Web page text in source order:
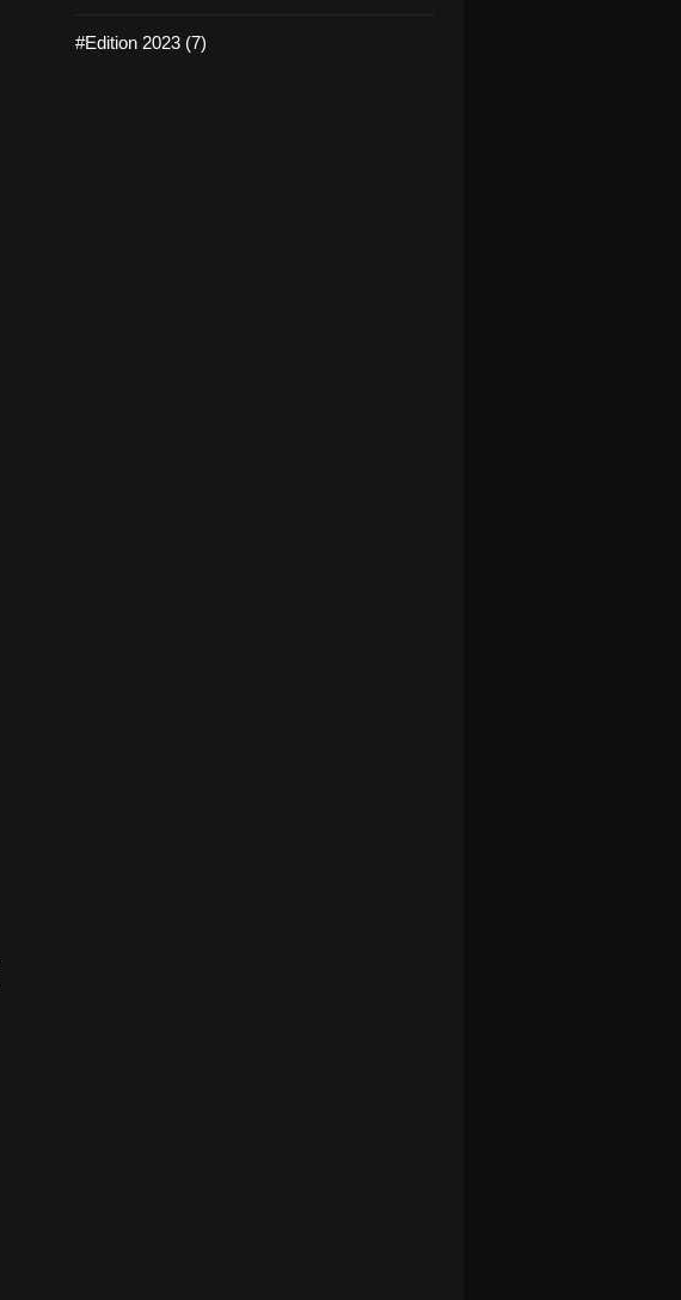
#Edition 2023 (7)